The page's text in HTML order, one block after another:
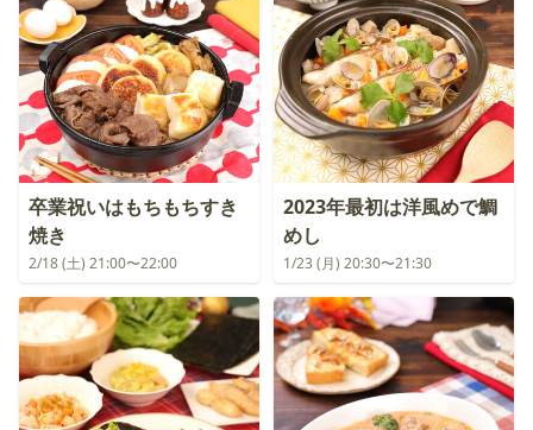
卒業祝いはもちもちすき
焼き
2/18 (土) 21:00〜22:00
2023年最初は洋風めで鯛
めし
1/23 (月) 20:30〜21:30